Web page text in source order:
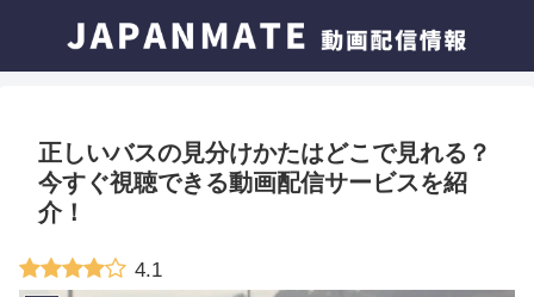
正しいバスの見分けかたはどこで見れる？
今すぐ視聴できる動画配信サービスを紹
介！
4.1